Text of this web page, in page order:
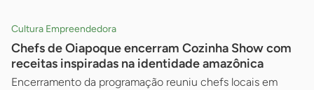
Cultura Empreendedora
Chefs de Oiapoque encerram Cozinha Show com
receitas inspiradas na identidade amazônica
Encerramento da programação reuniu chefs locais em